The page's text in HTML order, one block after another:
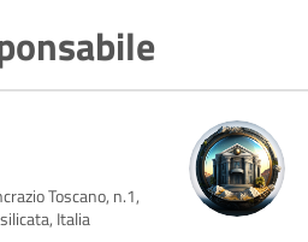
Toscano, n.1,
Italia